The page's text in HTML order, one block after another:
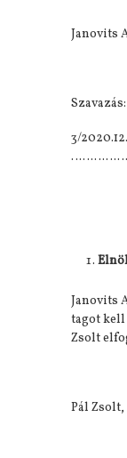
Janovits
3/
Janovits
tagot kell
Zsolt
Pál